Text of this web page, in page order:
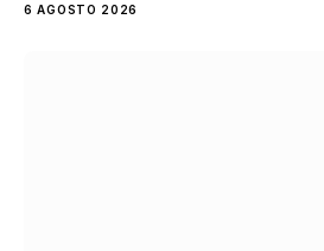
6 AGOSTO 2026